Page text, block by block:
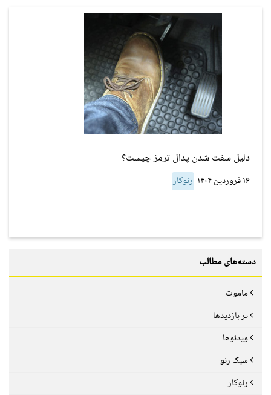
دلیل سفت شدن پدال ترمز چیست؟
۱۶ فروردین ۱۴۰۴ رنوکار
دسته‌های مطالب
ماموت
پر بازدیدها
ویدئوها
سبک رنو
رنوکار